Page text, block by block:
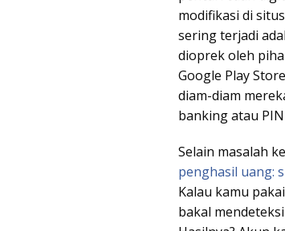
modifikasi di
sering terjadi
dioprek oleh
Google Play
diam-diam
banking atau
Selain masalah
penghasil uang:
Kalau kamu
bakal